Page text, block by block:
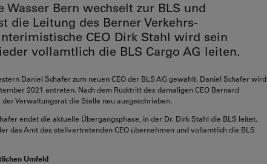
Wasser Bern wechselt zur BLS und
die Leitung des Berner Verkehrs-
CEO Dirk Stahl wird sein
vollamtlich die BLS Cargo AG leiten.
Daniel Schafer zum neuen CEO der BLS AG gewählt. Daniel Schafer wird
2021 antreten. Nach dem Rücktritt des damaligen CEO Bernard
Verwaltungsrat die Stelle neu ausgeschrieben.
endet die aktuelle Übergangsphase, in der Dr. Dirk Stahl die BLS leitet.
das Amt des stellvertretenden CEO übernehmen und vollamtlich die BLS
Umfeld